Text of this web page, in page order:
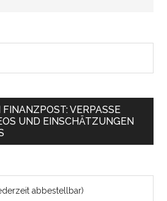
VERPASSE
UND EINSCHÄTZUNGEN